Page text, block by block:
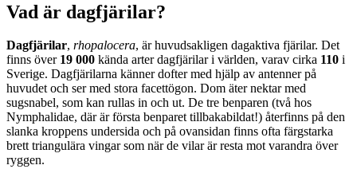
Vad är dagfjärilar?
Dagfjärilar, rhopalocera, är huvudsakligen dagaktiva fjärilar. Det
finns över 19 000 kända arter dagfjärilar i världen, varav cirka 110 i
Sverige. Dagfjärilarna känner dofter med hjälp av antenner på
huvudet och ser med stora facettögon. Dom äter nektar med
sugsnabel, som kan rullas in och ut. De tre benparen (två hos
Nymphalidae, där är första benparet tillbakabildat!) återfinns på den
slanka kroppens undersida och på ovansidan finns ofta färgstarka
brett triangulära vingar som när de vilar är resta mot varandra över
ryggen.